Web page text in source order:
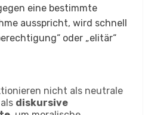
eine bestimmte
ausspricht, wird schnell
oder „elitär“
nicht als neutrale
diskursive